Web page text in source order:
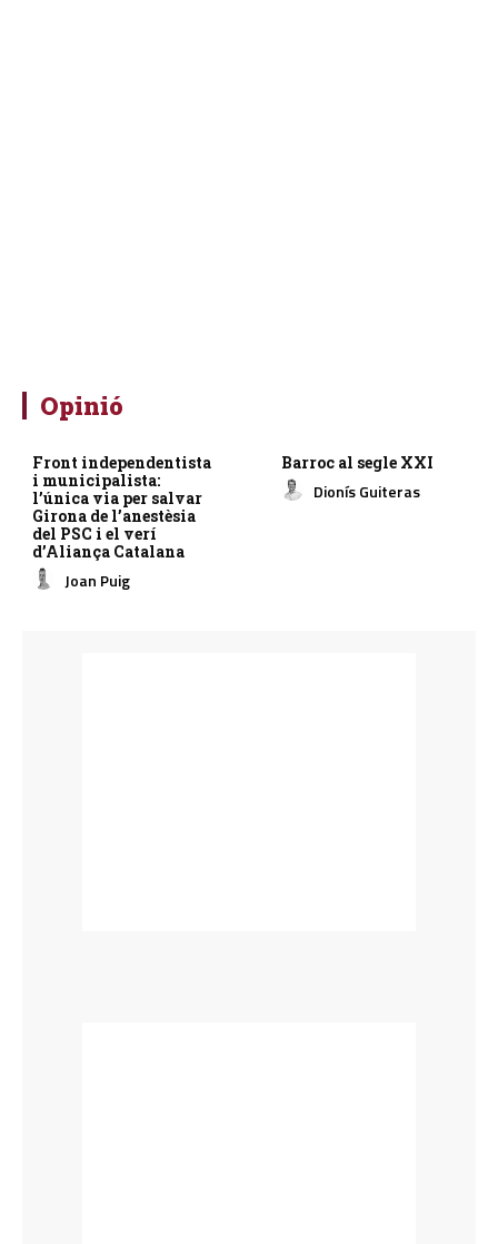
Opinió
Front independentista
i municipalista:
l’única via per salvar
Girona de l’anestèsia
del PSC i el verí
d’Aliança Catalana
Joan Puig
Barroc al segle XXI
Dionís Guiteras